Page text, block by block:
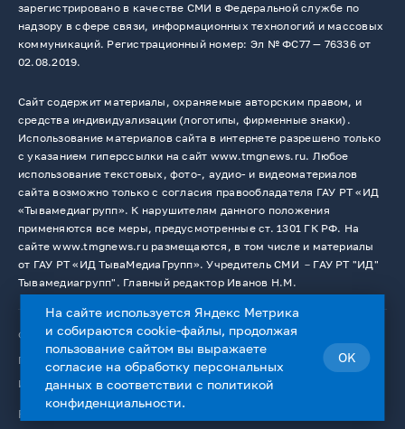
зарегистрировано в качестве СМИ в Федеральной службе по
надзору в сфере связи, информационных технологий и массовых
коммуникаций. Регистрационный номер: Эл № ФС77 — 76336 от
02.08.2019.
Сайт содержит материалы, охраняемые авторским правом, и
средства индивидуализации (логотипы, фирменные знаки).
Использование материалов сайта в интернете разрешено только
с указанием гиперссылки на сайт www.tmgnews.ru. Любое
использование текстовых, фото-, аудио- и видеоматериалов
сайта возможно только с согласия правообладателя ГАУ РТ «ИД
«Тывамедиагрупп». К нарушителям данного положения
применяются все меры, предусмотренные ст. 1301 ГК РФ. На
сайте www.tmgnews.ru размещаются, в том числе и материалы
от ГАУ РТ «ИД ТываМедиаГрупп». Учредитель СМИ －ГАУ РТ "ИД"
Тывамедиагрупп". Главный редактор Иванов Н.М.
© 2026. Все права защищены.
12+
Пользовательское соглашение
Использование cookie-файлов
Работает на
На сайте используется Яндекс Метрика
и собираются cookie-файлы, продолжая
пользование сайтом вы выражаете
согласие наобработку персональных
данных в соответствии с политикой
конфиденциальности.
OK